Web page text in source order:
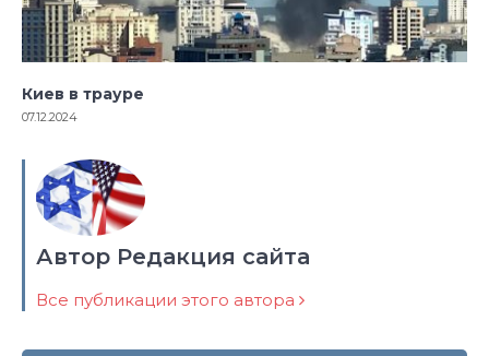
Киев в трауре
07.12.2024
Автор Редакция сайта
Все публикации этого автора